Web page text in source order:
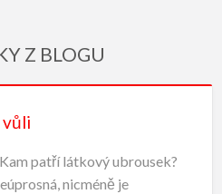
Z BLOGU
patří látkový ubrousek?
nicméně je